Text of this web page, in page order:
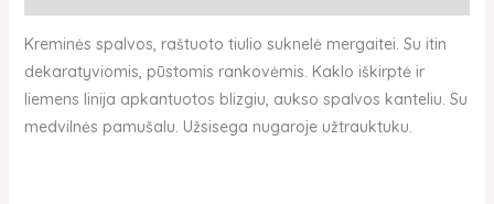
Kreminės spalvos, raštuoto tiulio suknelė mergaitei. Su itin
dekaratyviomis, pūstomis rankovėmis. Kaklo iškirptė ir
liemens linija apkantuotos blizgiu, aukso spalvos kanteliu. Su
medvilnės pamušalu. Užsisega nugaroje užtrauktuku.